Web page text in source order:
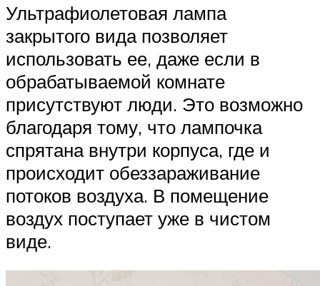
Ультрафиолетовая лампа
закрытого вида позволяет
использовать ее, даже если в
обрабатываемой комнате
присутствуют люди. Это возможно
благодаря тому, что лампочка
спрятана внутри корпуса, где и
происходит обеззараживание
потоков воздуха. В помещение
воздух поступает уже в чистом
виде.